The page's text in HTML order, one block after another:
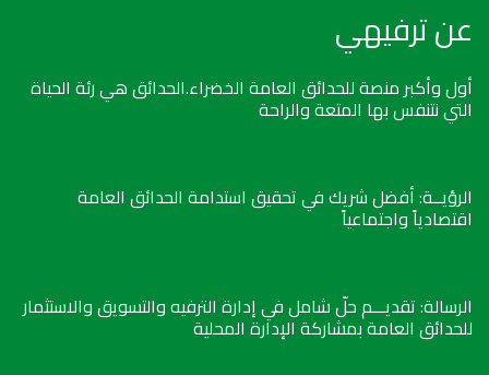
عن ترفيهي
أول وأكبر منصة للحدائق العامة الخضراء.الحدائق هي رئة الحياة
التي نتنفس بها المتعة والراحة
الرؤيــة: أفضل شريك في تحقيق استدامة الحدائق العامة
اقتصادياً واجتماعياً
الرسالة: تقديـــم حلّ شامل في إدارة الترفيه والتسويق والاستثمار
للحدائق العامة بمشاركة الإدارة المحلية